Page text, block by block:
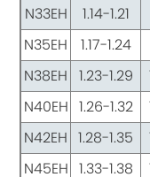
N33EH
1.14-1.21
N35EH
1.17-1.24
N38EH
1.23-1.29
N40EH 1.26-1.32
N42EH 1.28-1.35
N45EH 1.33-1.38